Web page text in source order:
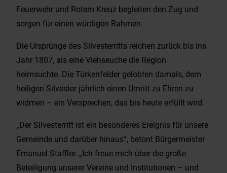
Feuerwehr und Rotem Kreuz begleiten den Zug und
sorgen für einen würdigen Rahmen.
Die Ursprünge des Silvesterritts reichen zurück bis ins
Jahr 1807, als eine Viehseuche die Region
heimsuchte. Die Türkenfelder gelobten damals, dem
heiligen Silvester jährlich einen Umritt zu Ehren zu
widmen – ein Versprechen, das bis heute erfüllt wird.
„Der Silvesterritt ist ein besonderes Ereignis für unsere
Gemeinde und darüber hinaus“, betont Bürgermeister
Emanuel Staffler. „Ich freue mich über die große
Beteiligung unserer Vereine und Institutionen – und